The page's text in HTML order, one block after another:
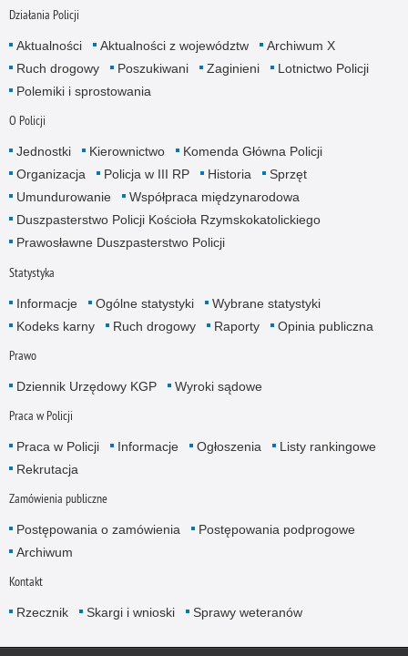
Działania Policji
Aktualności Aktualności z województw
Archiwum X
Ruch drogowy
Poszukiwani Zaginieni
Lotnictwo Policji
Polemiki i sprostowania
O Policji
Jednostki Kierownictwo
Komenda Główna Policji
Organizacja
Policja w III RP Historia
Sprzęt
Umundurowanie
Współpraca międzynarodowa
Duszpasterstwo Policji Kościoła Rzymskokatolickiego
Prawosławne Duszpasterstwo Policji
Statystyka
Informacje Ogólne statystyki
Wybrane statystyki
Kodeks karny
Ruch drogowy Raporty Opinia publiczna
Prawo
Dziennik Urzędowy KGP Wyroki sądowe
Praca w Policji
Praca w Policji Informacje Ogłoszenia
Listy rankingowe
Rekrutacja
Zamówienia publiczne
Postępowania o zamówienia
Postępowania podprogowe
Archiwum
Kontakt
Rzecznik Skargi i wnioski Sprawy weteranów